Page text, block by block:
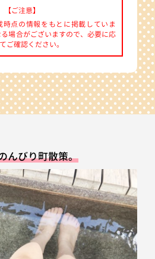
【ご注意】
時点の情報をもとに掲載していま
場合がございますので、必要に応
ご確認ください。
んびり町散策。